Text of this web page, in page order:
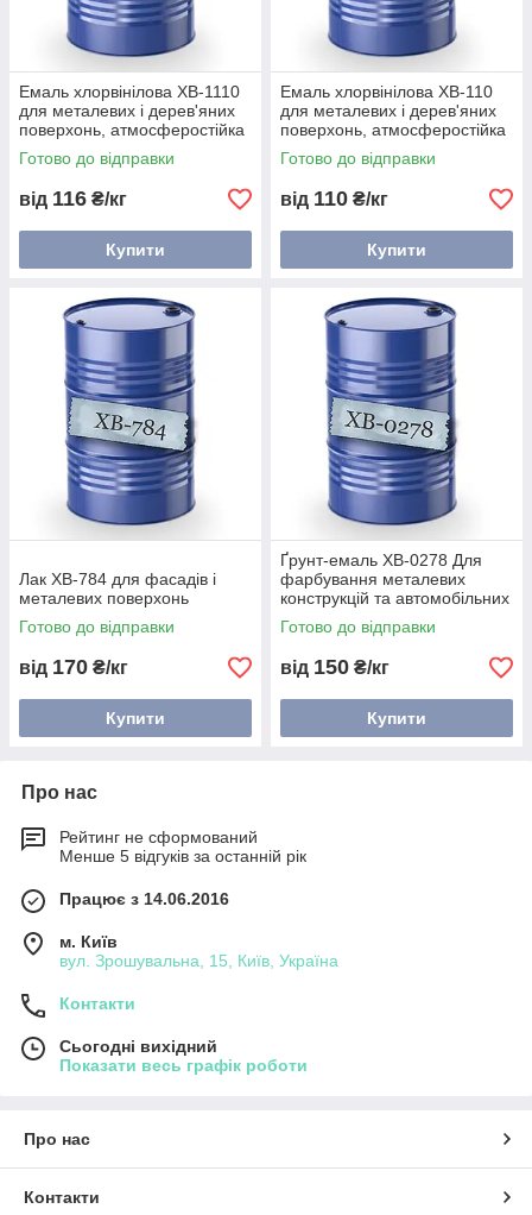
Емаль хлорвінілова ХВ-1110
для металевих і дерев'яних
поверхонь, атмосферостійка
Готово до відправки
від 116 ₴/кг
Купити
Емаль хлорвінілова ХВ-110
для металевих і дерев'яних
поверхонь, атмосферостійка
Готово до відправки
від 110 ₴/кг
Купити
Лак ХВ-784 для фасадів і
металевих поверхонь
Готово до відправки
від 170 ₴/кг
Купити
Ґрунт-емаль ХВ-0278 Для
фарбування металевих
конструкцій та автомобільних
деталей
Готово до відправки
від 150 ₴/кг
Купити
Про нас
Рейтинг не сформований
Менше 5 відгуків за останній рік
Працює з 14.06.2016
м. Київ
вул. Зрошувальна, 15, Київ, Україна
Контакти
Сьогодні вихідний
Показати весь графік роботи
Про нас
Контакти